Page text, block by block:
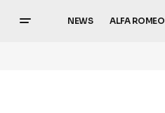
NEWS ALFA ROMEO